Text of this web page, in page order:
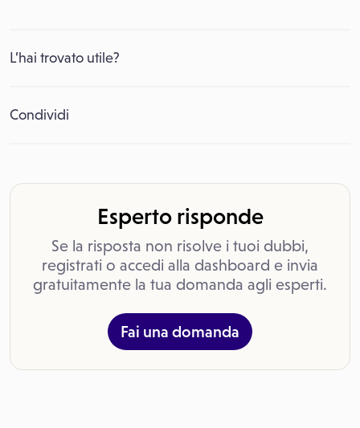
L’hai trovato utile?
Condividi
Esperto risponde
Se la risposta non risolve i tuoi dubbi,
registrati o accedi alla dashboard e invia
gratuitamente la tua domanda agli esperti.
Fai una domanda